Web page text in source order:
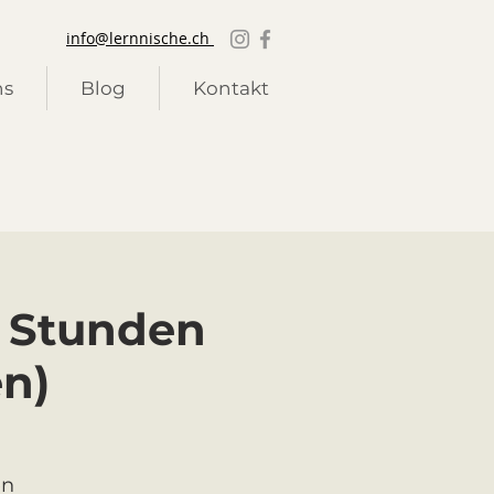
info@lernnische.ch
Blog Kontakt
Stunden